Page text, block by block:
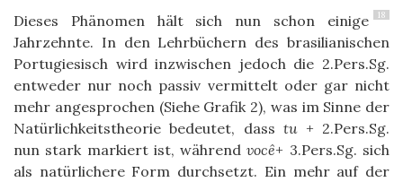
18
Dieses Phänomen hält sich nun schon einige
Jahrzehnte. In den Lehrbüchern des brasilianischen
Portugiesisch wird inzwischen jedoch die 2.Pers.Sg.
entweder nur noch passiv vermittelt oder gar nicht
mehr angesprochen (Siehe Grafik 2), was im Sinne der
Natürlichkeitstheorie bedeutet, dasstu + 2.Pers.Sg.
nun stark markiert ist, währendvocê+ 3.Pers.Sg. sich
als natürlichere Form durchsetzt. Ein mehr auf der